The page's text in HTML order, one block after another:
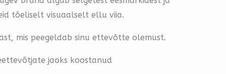
tõeliselt visuaalselt ellu viia.
mis peegeldab sinu ettevõtte olemust.
jaoks koostanud